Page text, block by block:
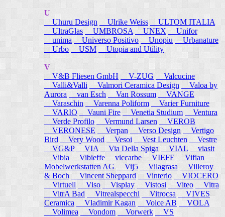
U
Uhuru Design
Ulrike Weiss
ULTOM ITALIA
UltraGlas
UMBROSA UNEX
Unifor
unima
Universo Positivo Unopiu
Urbanature
Urbo
USM Utopia and Utility
V
V&B Fliesen GmbH
V-ZUG
Valcucine
Valli&Valli
Valmori Ceramica Design
Valoa by
Aurora
van Esch Van Rossum
VANGE
Varaschin
Varenna Poliform
Varier Furniture
VARIO
Vauni Fire Venetia Studium
Ventura
Verde Profilo
Vermund Larsen
VEROB
VERONESE
Verpan Verso Design
Vertigo
Bird
Very Wood Vesoi Vest Leuchten
Vestre
VG&P
VIA Via Della Spiga VIAL
viasit
Vibia
Vibieffe viccarbe VIEFE
Vifian
Mobelwerkstatten AG
Vij5 Vilagrasa
Villeroy
& Boch
Vincent Sheppard Vinterio
VIOCERO
Virtuell
Viso Visplay Vistosi Viteo
Vitra
VitrA Bad
Vitrealspecchi Vitrocsa
VIVES
Ceramica
Vladimir Kagan Voice AB
VOLA
Volimea
Vondom Vorwerk VS